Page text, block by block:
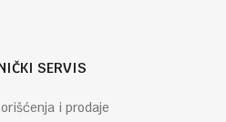
SERVIS
i prodaje